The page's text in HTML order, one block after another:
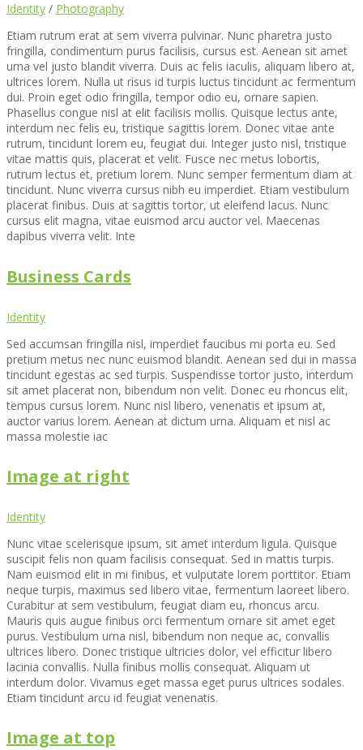
Identity / Photography
Etiam rutrum erat at sem viverra pulvinar. Nunc pharetra justo
fringilla, condimentum purus facilisis, cursus est. Aenean sit amet
urna vel justo blandit viverra. Duis ac felis iaculis, aliquam libero at,
ultrices lorem. Nulla ut risus id turpis luctus tincidunt ac fermentum
dui. Proin eget odio fringilla, tempor odio eu, ornare sapien.
Phasellus congue nisl at elit facilisis mollis. Quisque lectus ante,
interdum nec felis eu, tristique sagittis lorem. Donec vitae ante
rutrum, tincidunt lorem eu, feugiat dui. Integer justo nisl, tristique
vitae mattis quis, placerat et velit. Fusce nec metus lobortis,
rutrum lectus et, pretium lorem. Nunc semper fermentum diam at
tincidunt. Nunc viverra cursus nibh eu imperdiet. Etiam vestibulum
placerat finibus. Duis at sagittis tortor, ut eleifend lacus. Nunc
cursus elit magna, vitae euismod arcu auctor vel. Maecenas
dapibus viverra velit. Inte
Business Cards
Identity
Sed accumsan fringilla nisl, imperdiet faucibus mi porta eu. Sed
pretium metus nec nunc euismod blandit. Aenean sed dui in massa
tincidunt egestas ac sed turpis. Suspendisse tortor justo, interdum
sit amet placerat non, bibendum non velit. Donec eu rhoncus elit,
tempus cursus lorem. Nunc nisl libero, venenatis et ipsum at,
auctor varius lorem. Aenean at dictum urna. Aliquam et nisl ac
massa molestie iac
Image at right
Identity
Nunc vitae scelerisque ipsum, sit amet interdum ligula. Quisque
suscipit felis non quam facilisis consequat. Sed in mattis turpis.
Nam euismod elit in mi finibus, et vulputate lorem porttitor. Etiam
neque turpis, maximus sed libero vitae, fermentum laoreet libero.
Curabitur at sem vestibulum, feugiat diam eu, rhoncus arcu.
Mauris quis augue finibus orci fermentum ornare sit amet eget
purus. Vestibulum urna nisl, bibendum non neque ac, convallis
ultrices libero. Donec tristique ultricies dolor, vel efficitur libero
lacinia convallis. Nulla finibus mollis consequat. Aliquam ut
interdum dolor. Vivamus eget massa eget purus ultrices sodales.
Etiam tincidunt arcu id feugiat venenatis.
Image at top